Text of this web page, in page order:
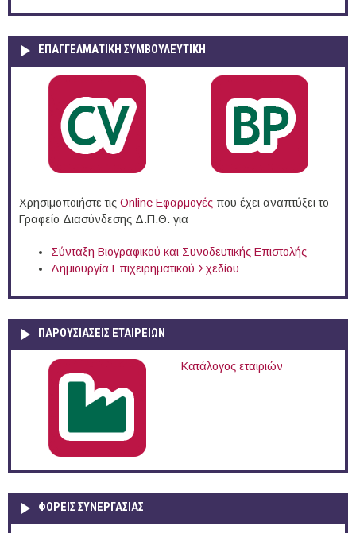
ΕΠΑΓΓΕΛΜΑΤΙΚΉ ΣΥΜΒΟΥΛΕΥΤΙΚΉ
Χρησιμοποιήστε τις Online Eφαρμογές που έχει αναπτύξει το
Γραφείο Διασύνδεσης Δ.Π.Θ. για
Σύνταξη Βιογραφικού και Συνοδευτικής Επιστολής
Δημιουργία Επιχειρηματικού Σχεδίου
ΠΑΡΟΥΣΙΆΣΕΙΣ ΕΤΑΙΡΕΙΏΝ
Κατάλογος εταιριών
ΦΟΡΕΙΣ ΣΥΝΕΡΓΑΣΙΑΣ